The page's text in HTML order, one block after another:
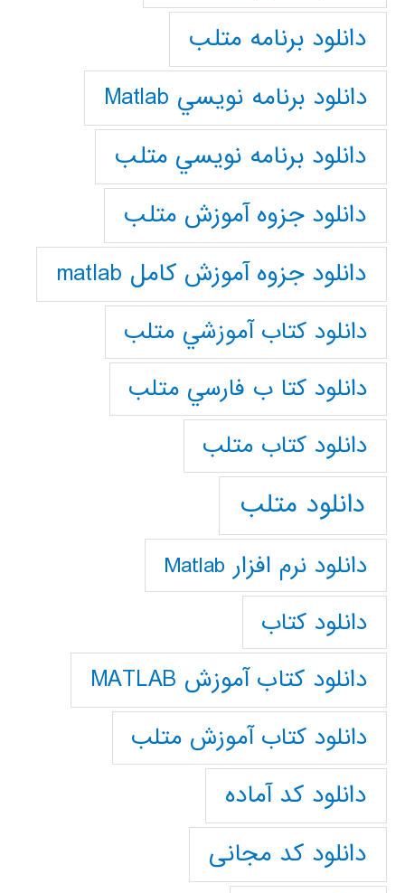
دانلود برنامه متلب
دانلود برنامه نويسي Matlab
دانلود برنامه نويسي متلب
دانلود جزوه آموزش متلب
دانلود جزوه آموزش کامل matlab
دانلود كتاب آموزشي متلب
دانلود كتا ب فارسي متلب
دانلود كتاب متلب
دانلود متلب
دانلود نرم افزار Matlab
دانلود کتاب
دانلود کتاب آموزش MATLAB
دانلود کتاب آموزش متلب
دانلود کد آماده
دانلود کد مجانی